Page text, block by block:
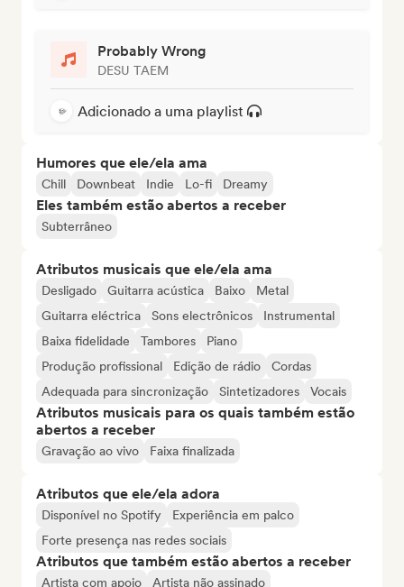
Probably Wrong
DESU TAEM
Adicionado a uma playlist
Humores que ele/ela ama
Chill Downbeat Indie Lo-fi Dreamy
Eles também estão abertos a receber
Subterrâneo
Atributos musicais que ele/ela ama
Desligado Guitarra acústica Baixo
Metal
Guitarra eléctrica
Sons electrônicos
Instrumental
Baixa fidelidade
Tambores
Piano
Produção profissional
Edição de rádio
Cordas
Adequada para sincronização
Sintetizadores Vocais
Atributos musicais para os quais também estão
abertos a receber
Gravação ao vivo Faixa finalizada
Atributos que ele/ela adora
Disponível no Spotify
Experiência em palco
Forte presença nas redes sociais
Atributos que também estão abertos a receber
Artista com apoio Artista não assinado